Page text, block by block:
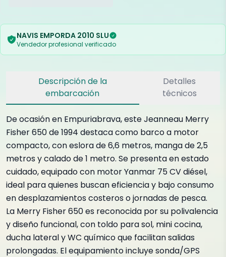
NAVIS EMPORDA 2010 SLU
Vendedor profesional verificado
Descripción de la
embarcación
Detalles
técnicos
De ocasión en Empuriabrava, este Jeanneau Merry
Fisher 650 de 1994 destaca como barco a motor
compacto, con eslora de 6,6 metros, manga de 2,5
metros y calado de 1 metro. Se presenta en estado
cuidado, equipado con motor Yanmar 75 CV diésel,
ideal para quienes buscan eficiencia y bajo consumo
en desplazamientos costeros o jornadas de pesca.
La Merry Fisher 650 es reconocida por su polivalencia
y diseño funcional, con toldo para sol, mini cocina,
ducha lateral y WC químico que facilitan salidas
prolongadas. El equipamiento incluye sonda/GPS